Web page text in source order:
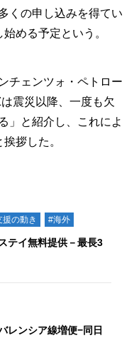
くの申し込みを得てい
める予定という。
チェンツォ・ペトロー
震災以降、一度も欠
」と紹介し、これによ
拶した。
援の動き #海外
テイ無料提供－最長3
レンシア線増便−同日